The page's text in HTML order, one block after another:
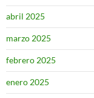
abril 2025
marzo 2025
febrero 2025
enero 2025